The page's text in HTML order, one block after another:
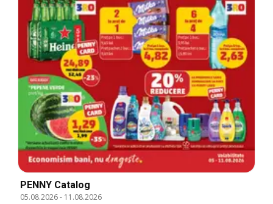
PENNY Catalog
05.08.2026- 11.08.2026